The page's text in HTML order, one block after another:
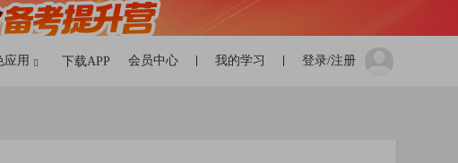
应用 下载APP 登录/注册
我的学习
会员中心